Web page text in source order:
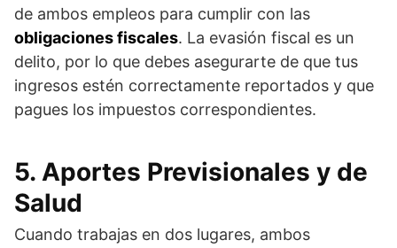
de ambos empleos para cumplir con las
obligaciones fiscales. La evasión fiscal es un
delito, por lo que debes asegurarte de que tus
ingresos estén correctamente reportados y que
pagues los impuestos correspondientes.
5. Aportes Previsionales y de
Salud
Cuando trabajas en dos lugares, ambos